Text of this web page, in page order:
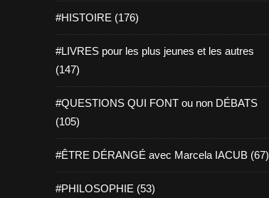
#HISTOIRE (176)
#LIVRES pour les plus jeunes et les autres
(147)
#QUESTIONS QUI FONT ou non DÉBATS
(105)
#ÊTRE DÉRANGÉ avec Marcela IACUB (67)
#PHILOSOPHIE (53)